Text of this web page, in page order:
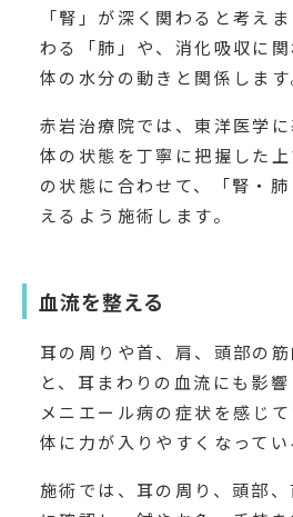
「腎」が深く関わると考え
わる「肺」や、消化吸収に
体の水分の動きと関係します
赤岩治療院では、東洋医学
体の状態を丁寧に把握した
の状態に合わせて、「腎・
えるよう施術します。
血流を整える
耳の周りや首、肩、頭部の
と、耳まわりの血流にも影響
メニエール病の症状を感じ
体に力が入りやすくなってい
施術では、耳の周り、頭部